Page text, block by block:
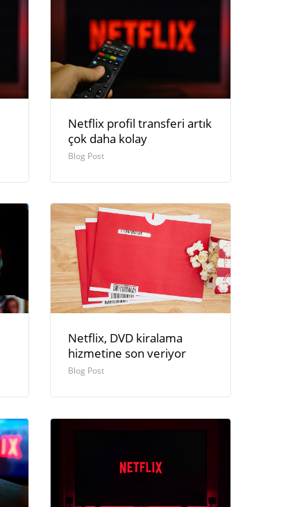
Netflix profil transferi artık
çok daha kolay
Blog Post
Netflix, DVD kiralama
hizmetine son veriyor
Blog Post